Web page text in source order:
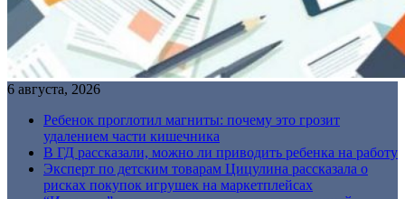
6 августа, 2026
Ребенок проглотил магниты: почему это грозит
удалением части кишечника
В ГД рассказали, можно ли приводить ребенка на работу
Эксперт по детским товарам Цицулина рассказала о
рисках покупок игрушек на маркетплейсах